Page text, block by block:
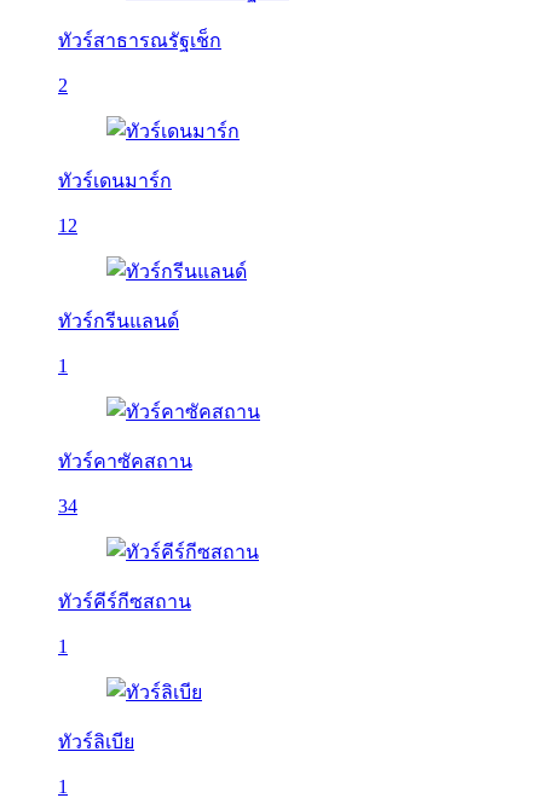
ทัวร์สาธารณรัฐเช็ก
2
ทัวร์เดนมาร์ก
12
ทัวร์กรีนแลนด์
1
ทัวร์คาซัคสถาน
34
ทัวร์คีร์กีซสถาน
1
ทัวร์ลิเบีย
1